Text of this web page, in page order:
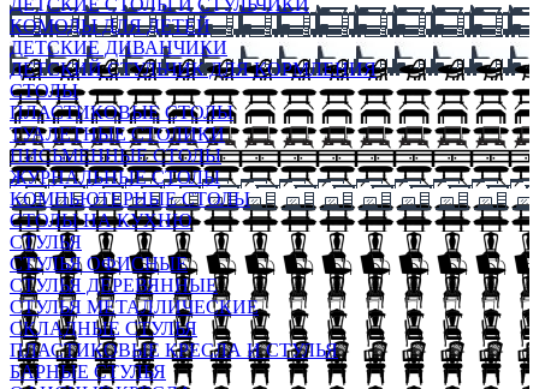
ДЕТСКИЕ СТОЛЫ И СТУЛЬЧИКИ
КОМОДЫ ДЛЯ ДЕТЕЙ
ДЕТСКИЕ ДИВАНЧИКИ
ДЕТСКИЙ СТУЛЬЧИК ДЛЯ КОРМЛЕНИЯ
СТОЛЫ
ПЛАСТИКОВЫЕ СТОЛЫ
ТУАЛЕТНЫЕ СТОЛИКИ
ПИСЬМЕННЫЕ СТОЛЫ
ЖУРНАЛЬНЫЕ СТОЛЫ
КОМПЬЮТЕРНЫЕ СТОЛЫ
СТОЛЫ НА КУХНЮ
СТУЛЬЯ
СТУЛЬЯ ОФИСНЫЕ
СТУЛЬЯ ДЕРЕВЯННЫЕ
СТУЛЬЯ МЕТАЛЛИЧЕСКИЕ
СКЛАДНЫЕ СТУЛЬЯ
ПЛАСТИКОВЫЕ КРЕСЛА И СТУЛЬЯ
БАРНЫЕ СТУЛЬЯ